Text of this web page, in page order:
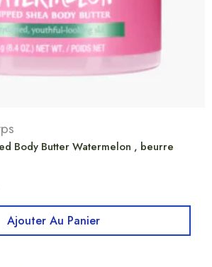
Body Butter Watermelon , beurre
Ajouter Au Panier